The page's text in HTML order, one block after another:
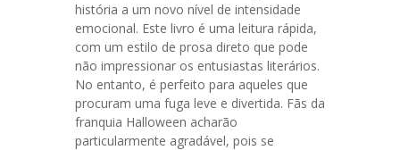
história a um novo nível de intensidade
emocional. Este livro é uma leitura rápida,
com um estilo de prosa direto que pode
não impressionar os entusiastas literários.
No entanto, é perfeito para aqueles que
procuram uma fuga leve e divertida. Fãs da
franquia Halloween acharão
particularmente agradável, pois se